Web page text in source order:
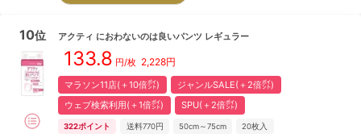
10位 アクティ におわないのは良いパンツ レギュラー
133.8 円/枚 2,228円
マラソン11店(＋10倍㌽)
ジャンルSALE(＋2倍㌽)
ウェブ検索利用(＋1倍㌽)
SPU(＋2倍㌽)
322ポイント 送料770円 50cm～75cm 20枚入